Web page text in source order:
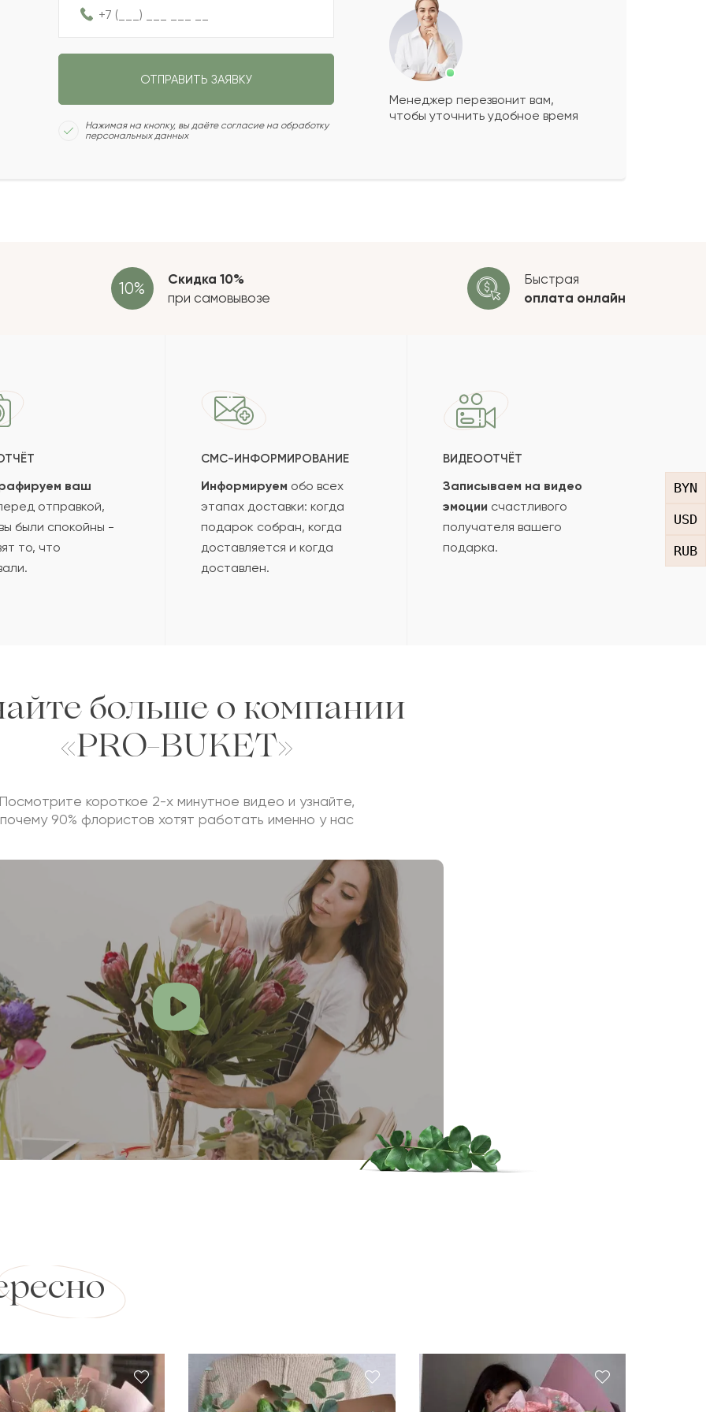
BYN
USD
RUB
2022-03-26
2022-03-11
Сколько будет+?
ОСТАВИТЬ ОТЗЫВ
ОТПРАВИТЬ ЗАЯВКУ
Нажимая на кнопку, вы даёте согласие на обработку
персональных данных
Менеджер перезвонит вам,
чтобы уточнить удобное время
Скидка 10%
при самовывозе
Быстрая
оплата онлайн
ваш
отправкой,
были спокойны -
то, что
СМС-ИНФОРМИРОВАНИЕ
Информируем обо всех
этапах доставки: когда
подарок собран, когда
доставляется и когда
доставлен.
ВИДЕООТЧЁТ
Записываем на видео
эмоции счастливого
получателя вашего
подарка.
больше о компании
«PRO-BUKET»
короткое 2-х минутное видео и узнайте,
почему 90% флористов хотят работать именно у нас